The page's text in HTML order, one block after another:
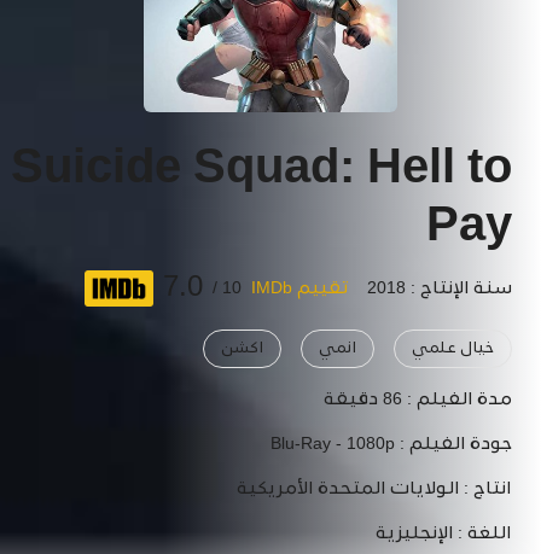
Suicide Squad: Hell to
Pay
سنة الإنتاج : 2018 تقييم IMDb 10 /
7.0
خيال علمي انمي اكشن
مدة الفيلم : 86 دقيقة
جودة الفيلم : Blu-Ray - 1080p
انتاج : الولايات المتحدة الأمريكية
اللغة : الإنجليزية